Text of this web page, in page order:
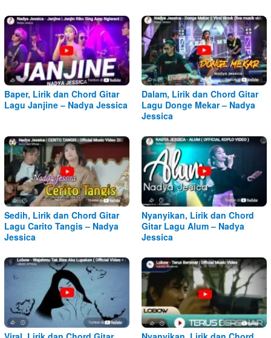
Baper, Lirik dan Chord Gitar
Lagu Janjine – Nadya Jessica
Dalam, Lirik dan Chord Gitar
Lagu Donge Mekar – Nadya
Jessica
Sedih, Lirik dan Chord Gitar
Lagu Carito Tangis – Nadya
Jessica
Nyanyikan, Lirik dan Chord
Gitar Lagu Alum – Nadya
Jessica